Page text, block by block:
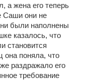
а жена его теперь
Саши они не
были наполнены
казалось, что
становится
она поняла, что
раздражало его
требование